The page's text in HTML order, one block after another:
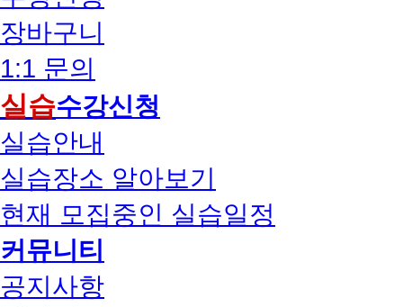
장바구니
1:1 문의
실습수강신청
실습안내
실습장소 알아보기
현재 모집중인 실습일정
커뮤니티
공지사항